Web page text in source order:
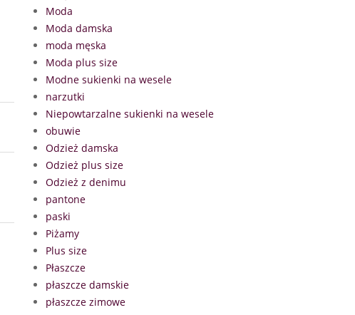
Moda
Moda damska
moda męska
Moda plus size
Modne sukienki na wesele
narzutki
Niepowtarzalne sukienki na wesele
obuwie
Odzież damska
Odzież plus size
Odzież z denimu
pantone
paski
Piżamy
Plus size
Płaszcze
płaszcze damskie
płaszcze zimowe